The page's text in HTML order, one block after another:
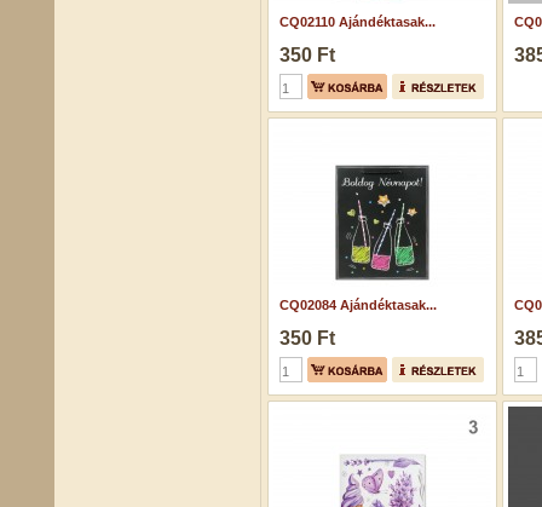
CQ02110 Ajándéktasak...
350 Ft
CQ02084 Ajándéktasak...
350 Ft